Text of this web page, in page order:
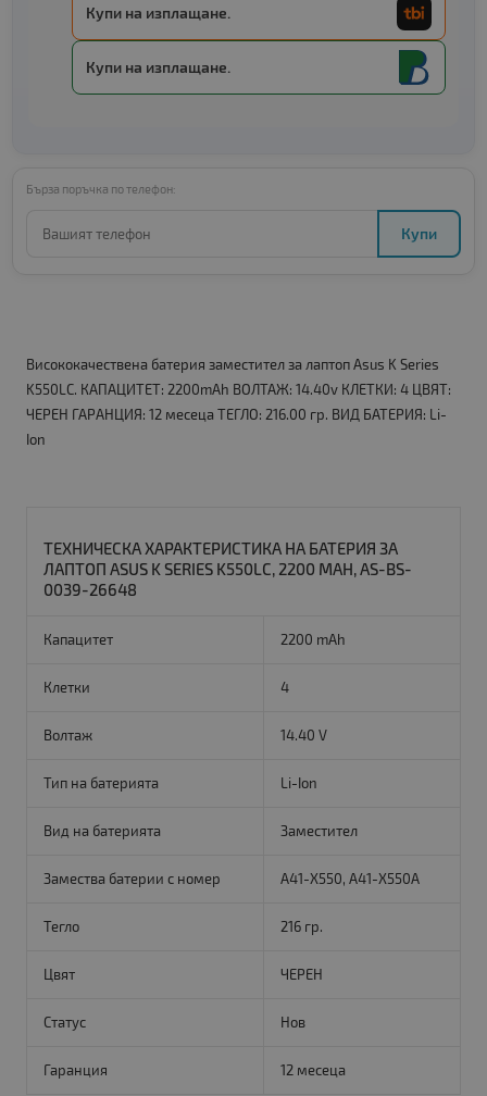
Купи на изплащане.
Купи на изплащане.
Бърза поръчка по телефон:
Купи
Висококачествена батерия заместител за лаптоп Asus K Series
K550LC. КАПАЦИТЕТ: 2200mAh ВОЛТАЖ: 14.40v КЛЕТКИ: 4 ЦВЯТ:
ЧЕРЕН ГАРАНЦИЯ: 12 месеца ТЕГЛО: 216.00 гр. ВИД БАТЕРИЯ: Li-
Ion
ТЕХНИЧЕСКА ХАРАКТЕРИСТИКА НА БАТЕРИЯ ЗА
ЛАПТОП ASUS K SERIES K550LC, 2200 MAH, AS-BS-
0039-26648
Капацитет 2200 mAh
Клетки 4
Волтаж 14.40 V
Тип на батерията Li-Ion
Вид на батерията Заместител
Замества батерии с номер A41-X550, A41-X550A
Тегло 216 гр.
Цвят ЧЕРЕН
Статус Нов
Гаранция 12 месеца